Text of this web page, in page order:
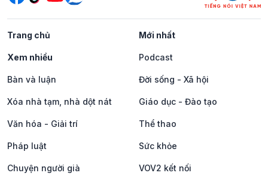
Trang chủ Mới nhất
Xem nhiều Podcast
Bàn và luận Đời sống - Xã hội
Xóa nhà tạm, nhà dột nát Giáo dục - Đào tạo
Văn hóa - Giải trí Thể thao
Pháp luật Sức khỏe
Chuyện người già VOV2 kết nối